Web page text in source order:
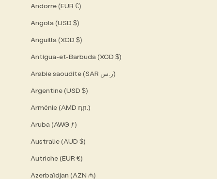
Andorre (EUR €)
Angola (USD $)
Anguilla (XCD $)
Antigua-et-Barbuda (XCD $)
Arabie saoudite (SAR ر.س)
Argentine (USD $)
Arménie (AMD դր.)
Aruba (AWG ƒ)
Australie (AUD $)
Autriche (EUR €)
Azerbaïdjan (AZN ₼)